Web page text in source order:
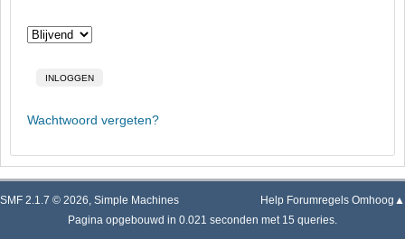
Wachtwoord vergeten?
SMF 2.1.7 © 2026, Simple Machines Help Forumregels Omhoog▲
Pagina opgebouwd in 0.021 seconden met 15 queries.